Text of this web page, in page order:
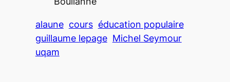
alaune cours éducation populaire
guillaume lepage Michel Seymour
uqam